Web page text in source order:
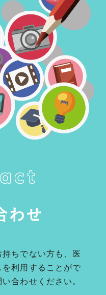
わせ
ちでない方も、医
利用することがで
合わせください。